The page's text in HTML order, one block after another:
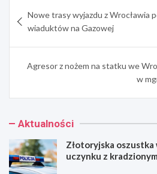
wpisu
Nowe trasy wyjazdu z Wrocławia
wiaduktów na Gazowej
Agresor z nożem na statku we
w
Aktualności
Złotoryjska oszustka
uczynku z